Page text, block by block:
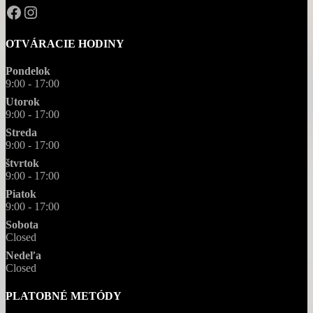
OPAL.drahokamy
opal.drahokamy
OTVÁRACIE HODINY
Pondelok
9:00 - 17:00
Utorok
9:00 - 17:00
Streda
9:00 - 17:00
štvrtok
9:00 - 17:00
Piatok
9:00 - 17:00
Sobota
Closed
Nedeľa
Closed
PLATOBNÉ METÓDY